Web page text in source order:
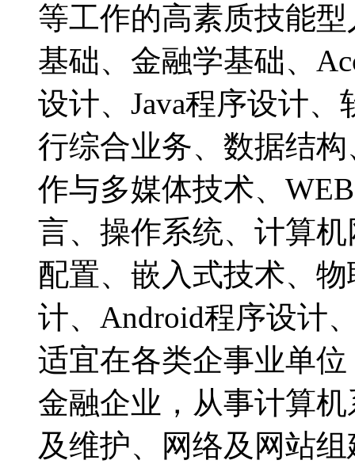
等工作的高素质技能
基础、金融学基础、
设计、Java程序设计
行综合业务、数据结
作与多媒体技术、
言、操作系统、计算
配置、嵌入式技术、
计、Android程序设
适宜在各类企事业单
金融企业，从事计算
及维护、网络及网站